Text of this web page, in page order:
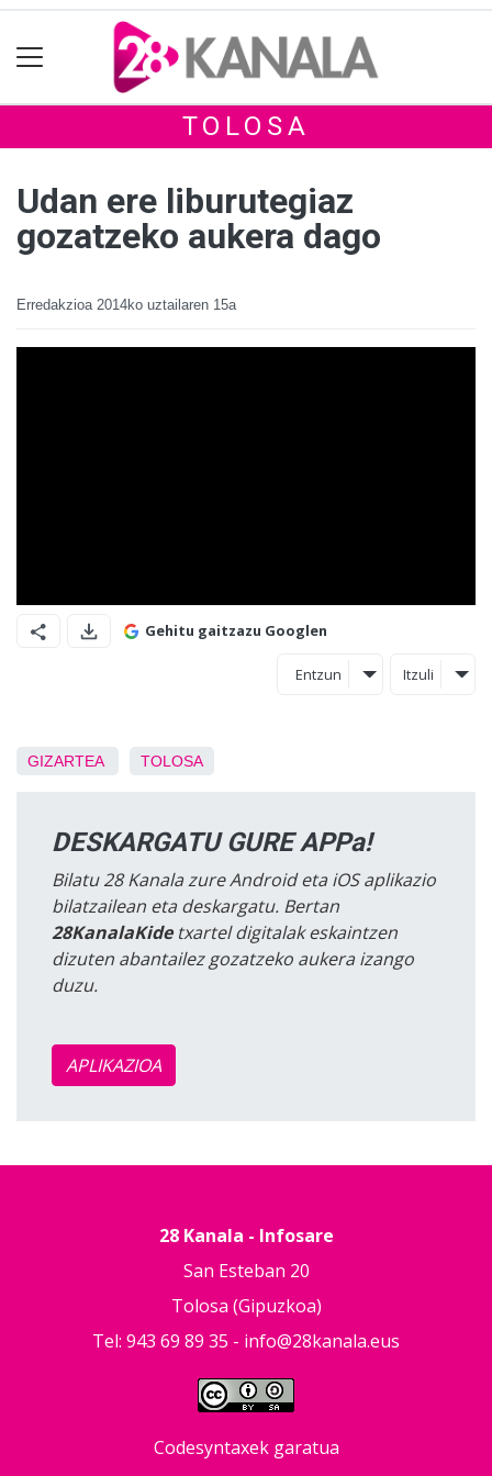
TOLOSA
Udan ere liburutegiaz
gozatzeko aukera dago
Erredakzioa 2014ko uztailaren 15a
Gehitu gaitzazu Googlen
Entzun Itzuli
GIZARTEA TOLOSA
DESKARGATU GURE APPa!
Bilatu 28 Kanala zure Android eta iOS aplikazio
bilatzailean eta deskargatu. Bertan
28KanalaKidetxartel digitalak eskaintzen
dizuten abantailez gozatzeko aukera izango
duzu.
APLIKAZIOA
28 Kanala - Infosare
San Esteban 20
Tolosa (Gipuzkoa)
Tel: 943 69 89 35 - info@28kanala.eus
Codesyntaxek garatua